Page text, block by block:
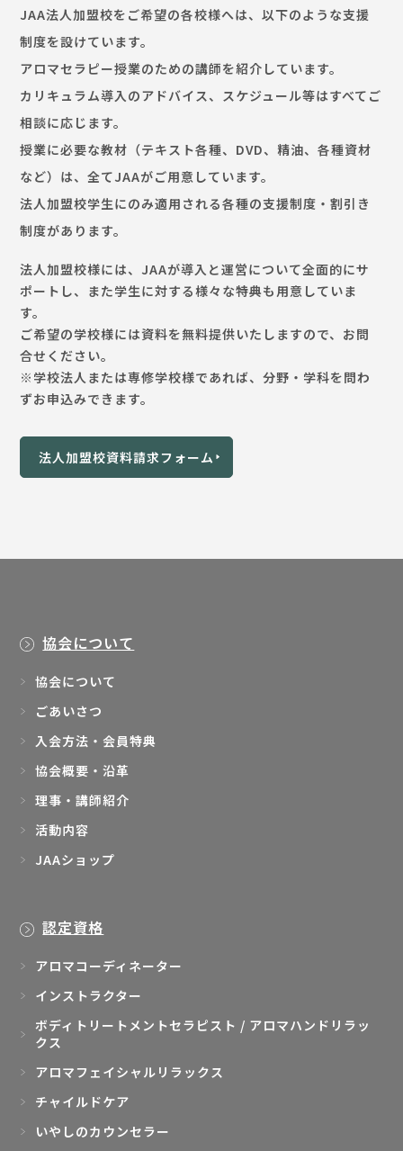
JAA法人加盟校をご希望の各校様へは、以下のような支援
制度を設けています。
アロマセラピー授業のための講師を紹介しています。
カリキュラム導入のアドバイス、スケジュール等はすべてご
相談に応じます。
授業に必要な教材（テキスト各種、DVD、精油、各種資材
など）は、全てJAAがご用意しています。
法人加盟校学生にのみ適用される各種の支援制度・割引き
制度があります。
法人加盟校様には、JAAが導入と運営について全面的にサ
ポートし、また学生に対する様々な特典も用意していま
す。
ご希望の学校様には資料を無料提供いたしますので、お問
合せください。
※学校法人または専修学校様であれば、分野・学科を問わ
ずお申込みできます。
法人加盟校資料請求フォーム
協会について
協会について
ごあいさつ
入会方法・会員特典
協会概要・沿革
理事・講師紹介
活動内容
JAAショップ
認定資格
アロマコーディネーター
インストラクター
ボディトリートメントセラピスト / アロマハンドリラッ
クス
アロマフェイシャルリラックス
チャイルドケア
いやしのカウンセラー